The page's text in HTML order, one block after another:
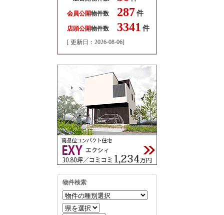
会員公開物件数 287 件
店頭公開物件数 3341 件
[ 更新日：2026-08-06]
物件検索